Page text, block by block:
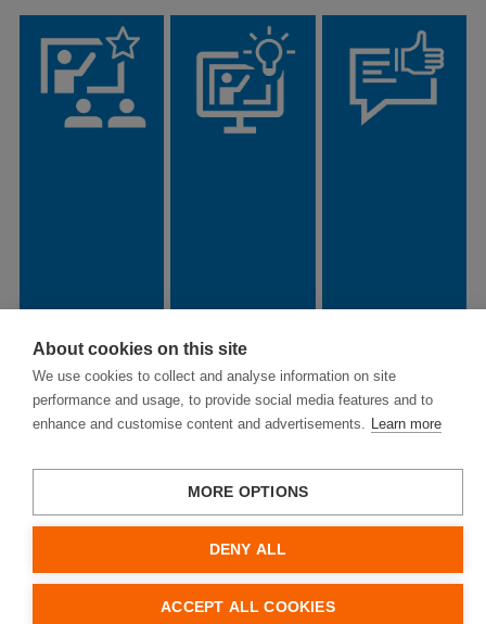
Hager Electro Ges.m.b.H.
Datenschutz
Cookies
About cookies on this site
We use cookies to collect and analyse information on site
performance and usage, to provide social media features and to
enhance and customise content and advertisements. Learn more
MORE OPTIONS
DENY ALL
ACCEPT ALL COOKIES